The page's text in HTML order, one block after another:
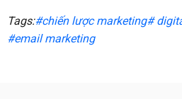
Tags:#chiến lược marketing#
#email marketing